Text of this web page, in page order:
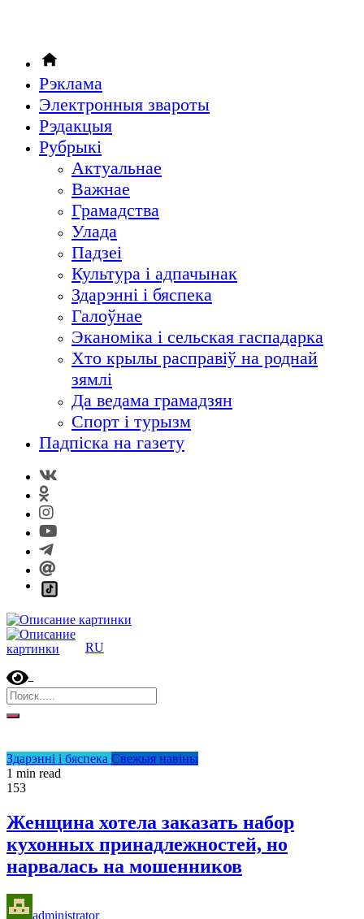
Рэклама
Электронныя звароты
Рэдакцыя
Рубрыкi
Актуальнае
Важнае
Грамадства
Улада
Падзеі
Культура і адпачынак
Здарэнні і бяспека
Галоўнае
Эканоміка і сельская гаспадарка
Хто крылы расправіў на роднай
зямлі
Да ведама грамадзян
Спорт і турызм
Падпіска на газету
RU
Здарэнні і бяспека Свежыя навіны
1 min read
153
Женщина хотела заказать набор
кухонных принадлежностей, но
нарвалась на мошенников
administrator